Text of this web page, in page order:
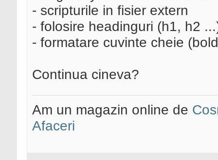
- scripturile in fisier extern
- folosire headinguri (h1, h2
- formatare cuvinte cheie
Continua cineva?
Am un magazin online de
Afaceri